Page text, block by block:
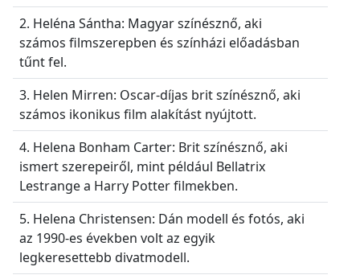
2. Heléna Sántha: Magyar színésznő, aki
számos filmszerepben és színházi előadásban
tűnt fel.
3. Helen Mirren: Oscar-díjas brit színésznő, aki
számos ikonikus film alakítást nyújtott.
4. Helena Bonham Carter: Brit színésznő, aki
ismert szerepeiről, mint például Bellatrix
Lestrange a Harry Potter filmekben.
5. Helena Christensen: Dán modell és fotós, aki
az 1990-es években volt az egyik
legkeresettebb divatmodell.